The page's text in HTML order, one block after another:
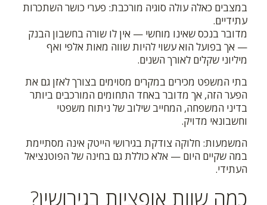
במצבים כאלה עולה סוגיה מורכבת: פערי כושר השתכרות
עתידיים.
מדובר בנכס שאינו מוחשי — אין לו שורה בחשבון הבנק
— אך בפועל הוא עשוי להיות שווה מאות אלפי ואף
מיליוני שקלים לאורך השנים.
בתי המשפט מכירים במקרים מסוימים בצורך לאזן גם את
הפער הזה, אך מדובר באחד התחומים המורכבים ביותר
בדיני המשפחה, המחייב שילוב של ניתוח משפטי
וחשבונאי מדויק.
המשמעות: חלוקה צודקת בגירושי הייטק אינה מסתיימת
במה שקיים היום — אלא כוללת גם בחינה של הפוטנציאל
העתידי.
כמה שוות אופציות בגירושין?